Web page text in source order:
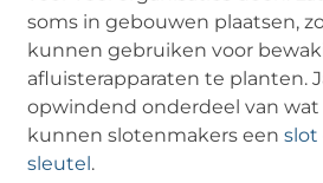
soms in gebouwen plaatsen,
kunnen gebruiken voor
afluisterapparaten te planten.
opwindend onderdeel van wat
kunnen slotenmakers eenslot
sleutel .